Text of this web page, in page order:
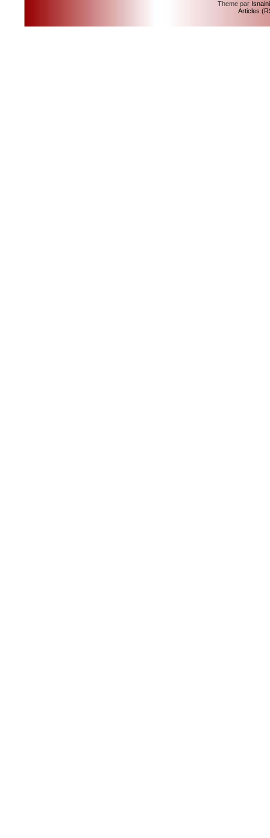
Theme par
Articles